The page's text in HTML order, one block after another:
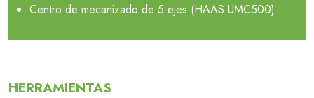
Centro de mecanizado de 5 ejes (HAAS UMC500)
HERRAMIENTAS